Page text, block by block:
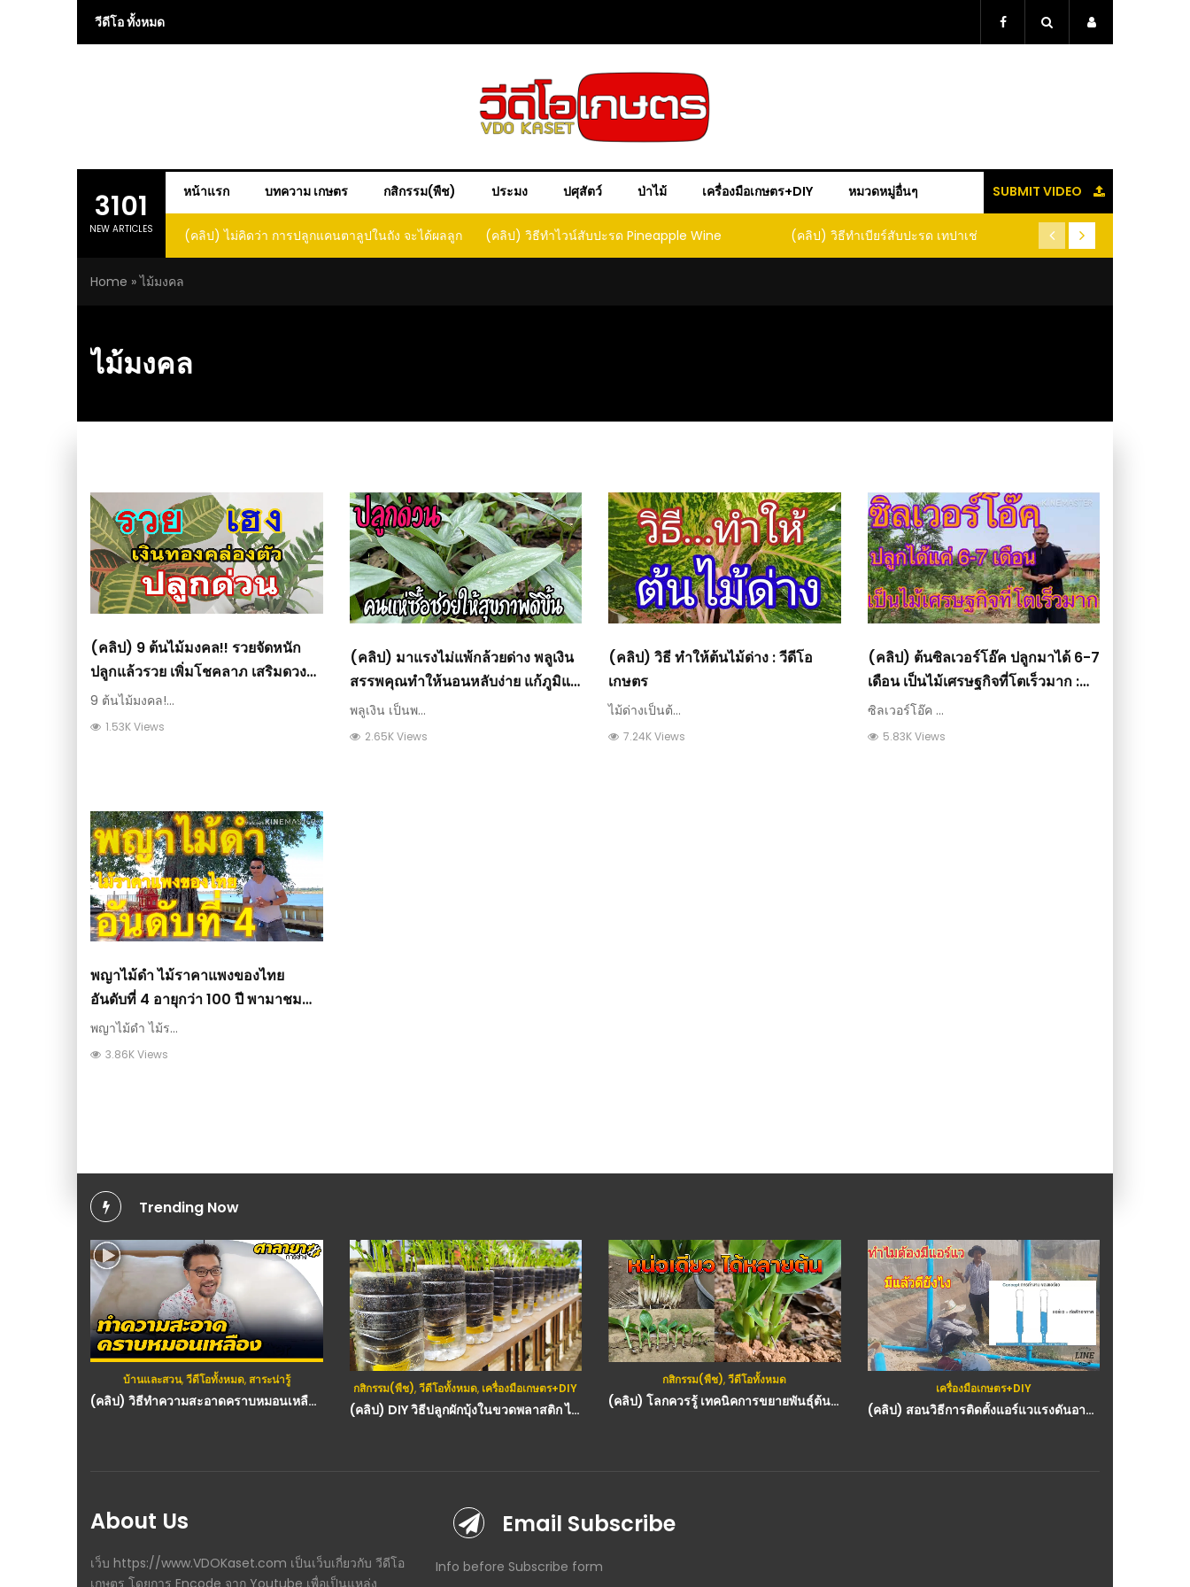
วีดีโอ ทั้งหมด
3101
NEW ARTICLES
หน้าแรก บทความ เกษตร กสิกรรม(พืช) ประมง ปศุสัตว์ ป่าไม้ เครื่องมือเกษตร+DIY หมวดหมู่อื่นๆ SUBMIT VIDEO
(คลิป) ไม่คิดว่า การปลูกแคนตาลูปในถัง จะได้ผลลูก
โตและหวานขนาดนี้ I didn’t expect that
(คลิป) วิธีทำไวน์สับปะรด Pineapple Wine (คลิป) วิธีทำเบียร์สับปะรด เทปาเช่
(คลิป) รู้แล้วจะหนาว!! หัวเดี
หนอนแมลง หนีกระเจิง
Home »ไม้มงคล
ไม้มงคล
(คลิป) 9 ต้นไม้มงคล!! รวยจัดหนัก
ปลูกแล้วรวย เพิ่มโชคลาภ เสริมดวง
รับทรัพย์ ยิ่งปลูก ยิ่งรวย
9 ต้นไม้มงคล!...
1.53K Views
(คลิป) มาแรงไม่แพ้กล้วยด่าง พลูเงิน
สรรพคุณทำให้นอนหลับง่าย แก้ภูมิแพ้
หอบหืดได้ : วีดีโอ เกษตร
พลูเงิน เป็นพ...
2.65K Views
(คลิป) วิธี ทำให้ต้นไม้ด่าง : วีดีโอ
เกษตร
ไม้ด่างเป็นต้...
7.24K Views
(คลิป) ต้นซิลเวอร์โอ๊ค ปลูกมาได้ 6-7
เดือน เป็นไม้เศรษฐกิจที่โตเร็วมาก :
วีดีโอ เกษตร
ซิลเวอร์โอ๊ค ...
5.83K Views
พญาไม้ดำ ไม้ราคาแพงของไทย
อันดับที่ 4 อายุกว่า 100 ปี พามาชม
ไกลถึงประเทศลาว
พญาไม้ดำ ไม้ร...
3.86K Views
Trending Now
บ้านและสวน,วีดีโอทั้งหมด, สาระน่ารู้
(คลิป) วิธีทำความสะอาดคราบหมอนเหลือง-ศาลายาการช่าง
กสิกรรม(พืช),วีดีโอทั้งหมด, เครื่องมือเกษตร+DIY
(คลิป) DIY วิธีปลูกผักบุ้งในขวดพลาสติก ไม่ต้องรดน้ำ : วีดีโอ เกษตร
กสิกรรม(พืช),วีดีโอทั้งหมด
(คลิป) โลกควรรู้ เทคนิคการขยายพันธุ์ต้นกล้วยให้ได้หลายต้น
เครื่องมือเกษตร+DIY
(คลิป) สอนวิธีการติดตั้งแอร์แวแรงดันอากาศ : วีดีโอ เกษตร
About Us
เว็บ https://www.VDOKaset.com เป็นเว็บเกี่ยวกับ วีดีโอ
เกษตร โดยการ Encode จาก Youtube เพื่อเป็นแหล่ง
Email Subscribe
Info before Subscribe form